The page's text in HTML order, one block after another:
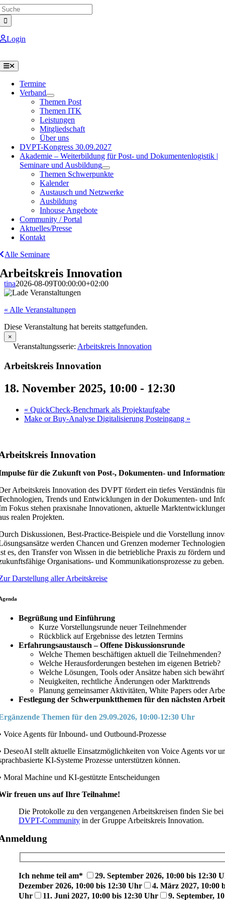
Skip
to
content
Login
Toggle
Navigation
Termine
Verband
Themen Post
Themen ITK
Leistungen
Mitgliedschaft
Über uns
DVPT-Kongress 30.09.2027
Akademie – Weiterbildung für Post- und Dokumentenlogistik |
Seminare und Ausbildung
Themen Schwerpunkte
Kalender
Austausch und Netzwerke
Ausbildung
Inhouse Angebote
Community / Portal
Aktuelles/Presse
Kontakt
Alle Seminare
Arbeitskreis Innovation
tina2026-08-09T00:00:00+02:00
« Alle Veranstaltungen
Diese Veranstaltung hat bereits stattgefunden.
×
Veranstaltungsserie: Arbeitskreis Innovation
Arbeitskreis Innovation
18. November 2025, 10:00 - 12:30
« QuickCheck-Benchmark als Projektaufgabe
Make or Buy-Analyse Digitalisierung Posteingang »
Innovation
für die Zukunft von Post-, Dokumenten- und
Arbeitskreis Innovation des DVPT fördert ein tiefes Verständnis
Trends und Entwicklungen in der Dokumenten- und
Fokus stehen praxisnahe Innovationen, aktuelle
realen Projekten.
Diskussionen, Best-Practice-Beispiele und die Vorstellung
werden Chancen und Grenzen moderner
es, den Transfer von Wissen in die betriebliche Praxis zu fördern
Organisations- und Kommunikationsprozesse zu geben.
Darstellung aller Arbeitskreise
Begrüßung und Einführung
Kurze Vorstellungsrunde neuer Teilnehmender
Rückblick auf Ergebnisse des letzten Termins
Erfahrungsaustausch – Offene Diskussionsrunde
Welche Themen beschäftigen aktuell die Teilnehmenden?
Welche Herausforderungen bestehen im eigenen Betrieb?
Welche Lösungen, Tools oder Ansätze haben sich
Neuigkeiten, rechtliche Änderungen oder Markttrends
Planung gemeinsamer Aktivitäten, White Papers oder
Festlegung der Schwerpunktthemen für den nächsten
Themen für den 29.09.2026, 10:00-12:30 Uhr
Voice Agents für Inbound- und Outbound-Prozesse
DeseoAI stellt aktuelle Einsatzmöglichkeiten von Voice Agents vor
KI-Systeme Prozesse unterstützen können.
Moral Machine und KI-gestützte Entscheidungen
freuen uns auf Ihre Teilnahme!
Die Protokolle zu den vergangenen Arbeitskreisen finden Sie
DVPT-Community in der Gruppe Arbeitskreis Innovation.
Ich nehme teil am*
29. September 2026, 10:00 bis 12:30
Dezember 2026, 10:00 bis 12:30 Uhr
4. März 2027, 10:00
Uhr
11. Juni 2027, 10:00 bis 12:30 Uhr 9. September,